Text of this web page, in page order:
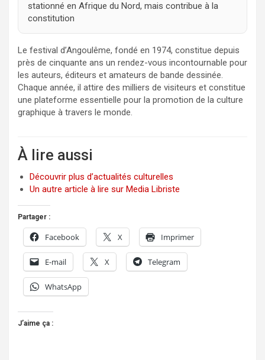
stationné en Afrique du Nord, mais contribue à la
constitution
Le festival d’Angoulême, fondé en 1974, constitue depuis
près de cinquante ans un rendez-vous incontournable pour
les auteurs, éditeurs et amateurs de bande dessinée.
Chaque année, il attire des milliers de visiteurs et constitue
une plateforme essentielle pour la promotion de la culture
graphique à travers le monde.
À lire aussi
Découvrir plus d’actualités culturelles
Un autre article à lire sur Media Libriste
Partager :
Facebook X Imprimer
E-mail X Telegram
WhatsApp
J’aime ça :